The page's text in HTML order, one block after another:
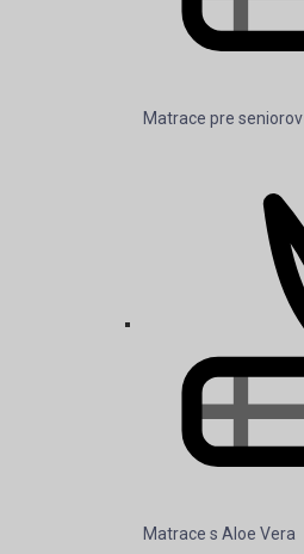
Matrace pre seniorov
Matrace s Aloe Vera